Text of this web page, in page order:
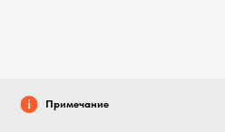
Примечание